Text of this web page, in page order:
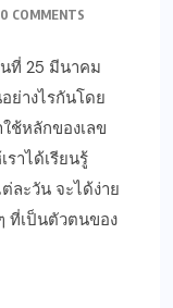
0 COMMENTS
ที่ 25 มีนาคม
ย่างไรกันโดย
ช้หลักของเลข
ราได้เรียนรู้
ละวัน จะได้ง่าย
ที่เป็นตัวตนของ